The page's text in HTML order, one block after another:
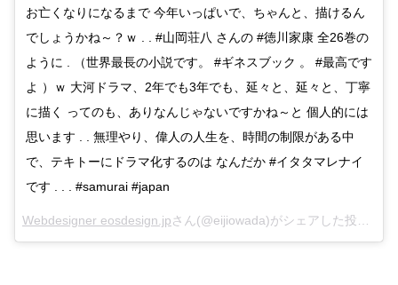
お亡くなりになるまで 今年いっぱいで、ちゃんと、描けるん
でしょうかね～？ｗ . . #山岡荘八 さんの #徳川家康 全26巻の
ように . （世界最長の小説です。 #ギネスブック 。 #最高です
よ ）ｗ 大河ドラマ、2年でも3年でも、延々と、延々と、丁寧
に描く ってのも、ありなんじゃないですかね～と 個人的には
思います . . 無理やり、偉人の人生を、時間の制限がある中
で、テキトーにドラマ化するのは なんだか #イタタマレナイ
です . . . #samurai #japan
Webdesigner eosdesign.jpさん(@eijiowada)がシェアした投稿 –